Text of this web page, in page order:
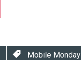
Mobile Monday